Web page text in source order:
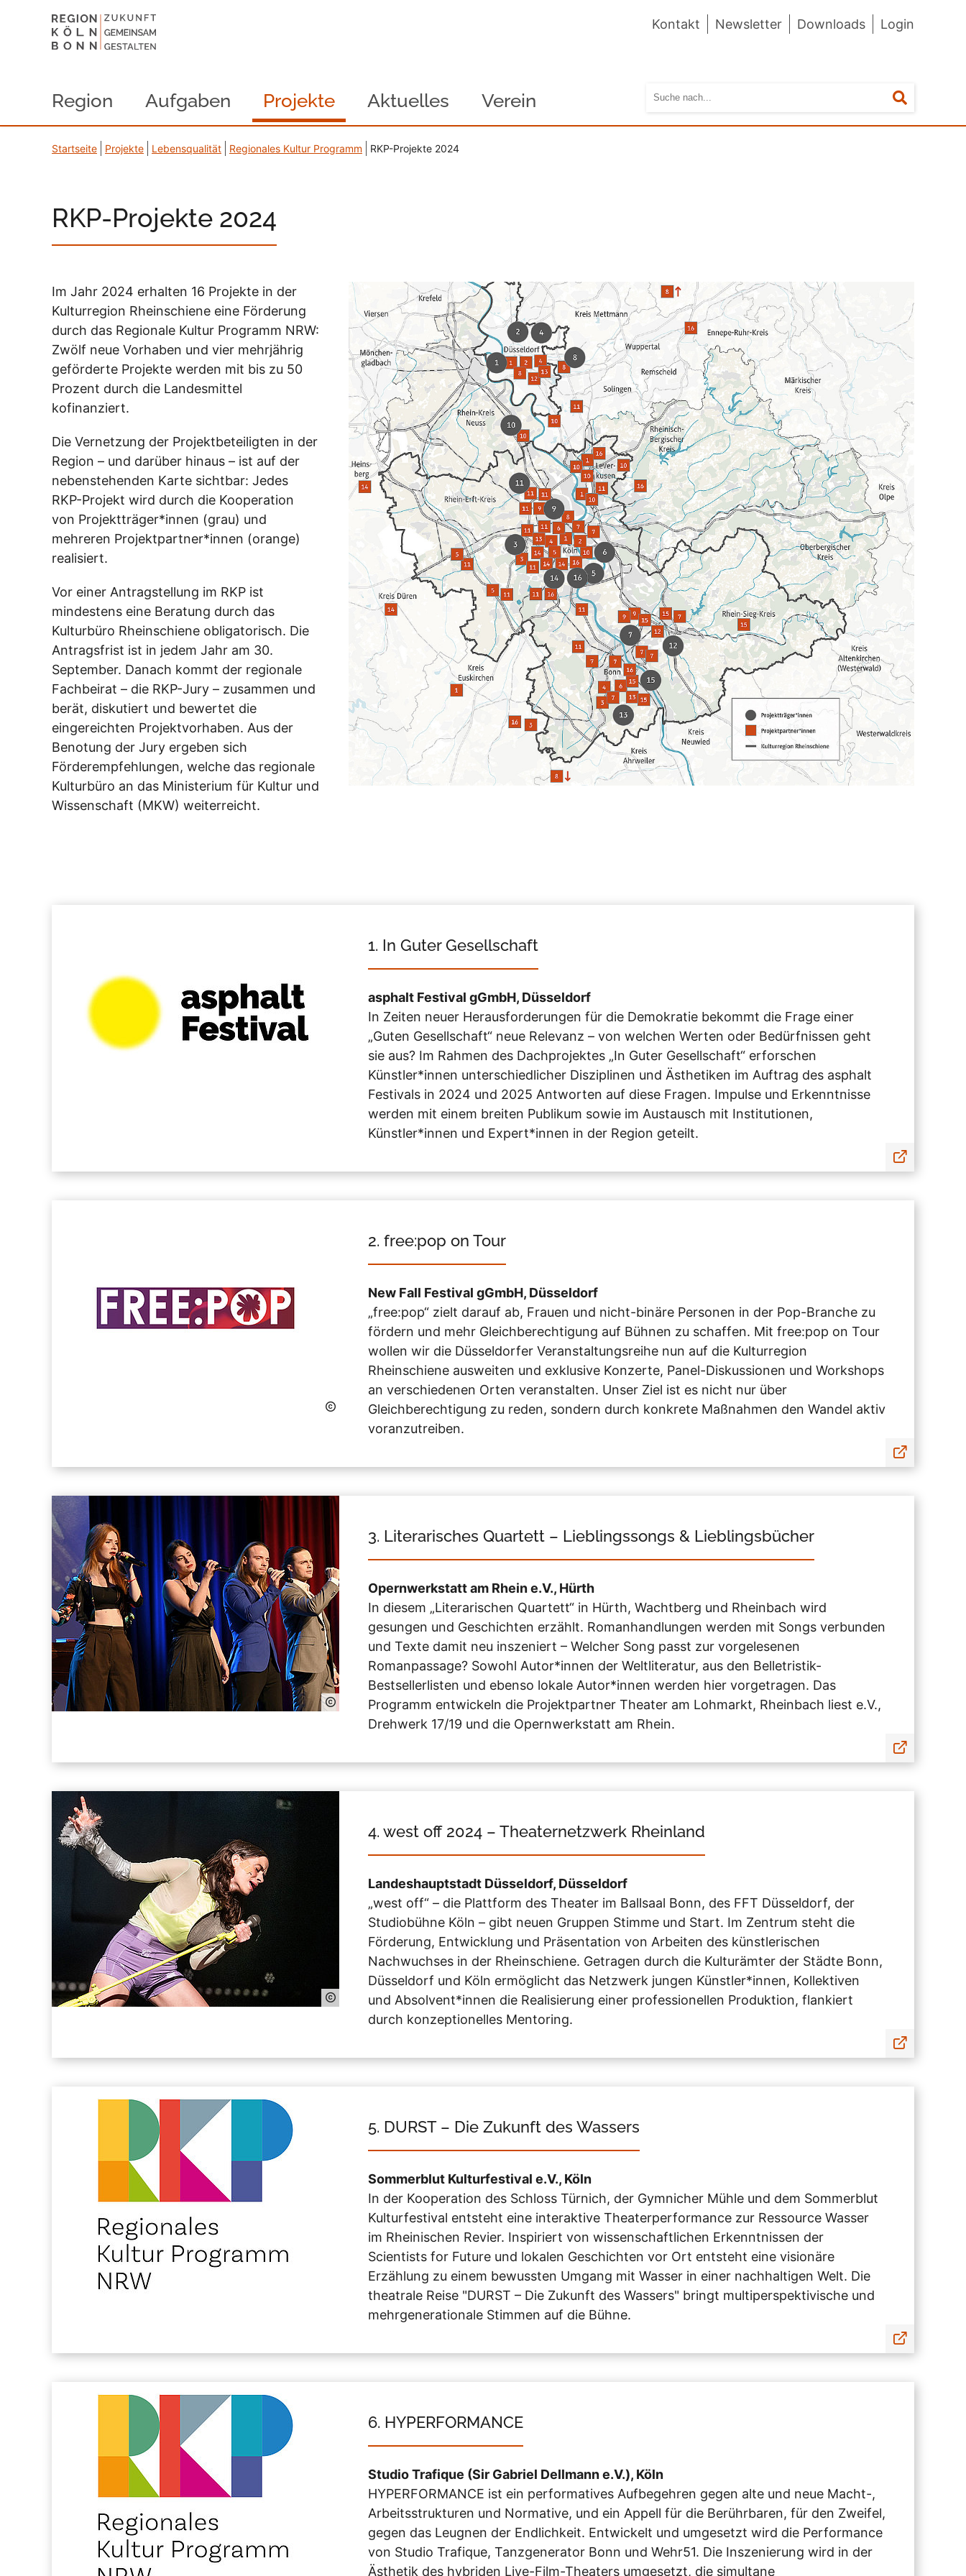
Kontakt Newsletter Downloads Login
Region Aufgaben Projekte Aktuelles Verein Suchen
Startseite Projekte Lebensqualität Regionales Kultur Programm RKP-Projekte 2024
RKP-Projekte 2024
Im Jahr 2024 erhalten 16 Projekte in der
Kulturregion Rheinschiene eine Förderung
durch das Regionale Kultur Programm NRW:
Zwölf neue Vorhaben und vier mehrjährig
geförderte Projekte werden mit bis zu 50
Prozent durch die Landesmittel
kofinanziert.
Die Vernetzung der Projektbeteiligten in der
Region – und darüber hinaus – ist auf der
nebenstehenden Karte sichtbar: Jedes
RKP-Projekt wird durch die Kooperation
von Projektträger*innen (grau) und
mehreren Projektpartner*innen (orange)
realisiert.
Vor einer Antragstellung im RKP ist
mindestens eine Beratung durch das
Kulturbüro Rheinschiene obligatorisch. Die
Antragsfrist ist in jedem Jahr am 30.
September. Danach kommt der regionale
Fachbeirat – die RKP-Jury – zusammen und
berät, diskutiert und bewertet die
eingereichten Projektvorhaben. Aus der
Benotung der Jury ergeben sich
Förderempfehlungen, welche das regionale
Kulturbüro an das Ministerium für Kultur und
Wissenschaft (MKW) weiterreicht.
1. In Guter Gesellschaft
asphalt Festival gGmbH, Düsseldorf
In Zeiten neuer Herausforderungen für die Demokratie bekommt die Frage einer
„Guten Gesellschaft“ neue Relevanz – von welchen Werten oder Bedürfnissen geht
sie aus? Im Rahmen des Dachprojektes „In Guter Gesellschaft“ erforschen
Künstler*innen unterschiedlicher Disziplinen und Ästhetiken im Auftrag des asphalt
Festivals in 2024 und 2025 Antworten auf diese Fragen. Impulse und Erkenntnisse
werden mit einem breiten Publikum sowie im Austausch mit Institutionen,
Künstler*innen und Expert*innen in der Region geteilt.
2. free:pop on Tour
New Fall Festival gGmbH, Düsseldorf
„free:pop“ zielt darauf ab, Frauen und nicht-binäre Personen in der Pop-Branche zu
fördern und mehr Gleichberechtigung auf Bühnen zu schaffen. Mit free:pop on Tour
wollen wir die Düsseldorfer Veranstaltungsreihe nun auf die Kulturregion
Rheinschiene ausweiten und exklusive Konzerte, Panel-Diskussionen und Workshops
an verschiedenen Orten veranstalten. Unser Ziel ist es nicht nur über
Gleichberechtigung zu reden, sondern durch konkrete Maßnahmen den Wandel aktiv
voranzutreiben.
3. Literarisches Quartett – Lieblingssongs & Lieblingsbücher
Opernwerkstatt am Rhein e.V., Hürth
In diesem „Literarischen Quartett“ in Hürth, Wachtberg und Rheinbach wird
gesungen und Geschichten erzählt. Romanhandlungen werden mit Songs verbunden
und Texte damit neu inszeniert – Welcher Song passt zur vorgelesenen
Romanpassage? Sowohl Autor*innen der Weltliteratur, aus den Belletristik-
Bestsellerlisten und ebenso lokale Autor*innen werden hier vorgetragen. Das
Programm entwickeln die Projektpartner Theater am Lohmarkt, Rheinbach liest e.V.,
Drehwerk 17/19 und die Opernwerkstatt am Rhein.
4. west off 2024 – Theaternetzwerk Rheinland
Landeshauptstadt Düsseldorf, Düsseldorf
„west off“ – die Plattform des Theater im Ballsaal Bonn, des FFT Düsseldorf, der
Studiobühne Köln – gibt neuen Gruppen Stimme und Start. Im Zentrum steht die
Förderung, Entwicklung und Präsentation von Arbeiten des künstlerischen
Nachwuchses in der Rheinschiene. Getragen durch die Kulturämter der Städte Bonn,
Düsseldorf und Köln ermöglicht das Netzwerk jungen Künstler*innen, Kollektiven
und Absolvent*innen die Realisierung einer professionellen Produktion, flankiert
durch konzeptionelles Mentoring.
5. DURST – Die Zukunft des Wassers
Sommerblut Kulturfestival e.V., Köln
In der Kooperation des Schloss Türnich, der Gymnicher Mühle und dem Sommerblut
Kulturfestival entsteht eine interaktive Theaterperformance zur Ressource Wasser
im Rheinischen Revier. Inspiriert von wissenschaftlichen Erkenntnissen der
Scientists for Future und lokalen Geschichten vor Ort entsteht eine visionäre
Erzählung zu einem bewussten Umgang mit Wasser in einer nachhaltigen Welt. Die
theatrale Reise "DURST – Die Zukunft des Wassers" bringt multiperspektivische und
mehrgenerationale Stimmen auf die Bühne.
6. HYPERFORMANCE
Studio Trafique (Sir Gabriel Dellmann e.V.), Köln
HYPERFORMANCE ist ein performatives Aufbegehren gegen alte und neue Macht-,
Arbeitsstrukturen und Normative, und ein Appell für die Berührbaren, für den Zweifel,
gegen das Leugnen der Endlichkeit. Entwickelt und umgesetzt wird die Performance
von Studio Trafique, Tanzgenerator Bonn und Wehr51. Die Inszenierung wird in der
Ästhetik des hybriden Live-Film-Theaters umgesetzt, die simultane